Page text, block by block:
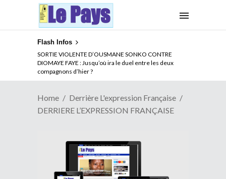
Flash Infos
SORTIE VIOLENTE D’OUSMANE SONKO CONTRE
DIOMAYE FAYE : Jusqu’où ira le duel entre les deux
compagnons d’hier ?
Home
Derrière L'expression Française
DERRIERE L’EXPRESSION FRANÇAISE